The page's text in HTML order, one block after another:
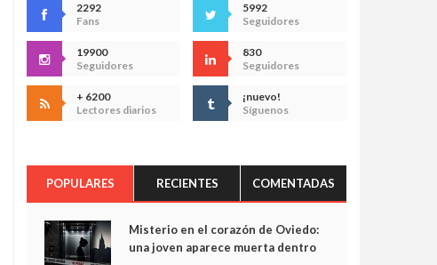
2292
Fans
5992
Seguidores
19900
Seguidores
830
Seguidores
+ 6200
Lectores diarios
¡nuevo!
Síguenos
POPULARES RECIENTES COMENTADAS
Misterio en el corazón de Oviedo:
una joven aparece muerta dentro